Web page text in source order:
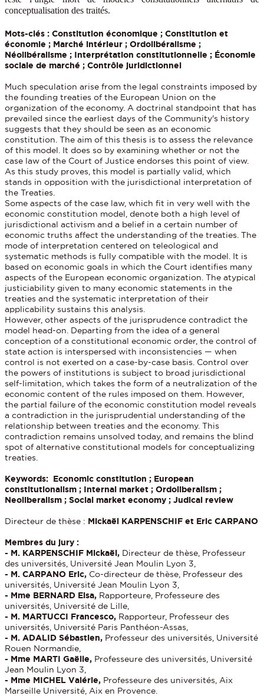
conceptualisation des traités.
Mots-clés : Constitution économique ; Constitution et
économie ; Marché intérieur ; Ordolibéralisme ;
Néolibéralisme ; Interprétation constitutionnelle ; Économie
sociale de marché ; Contrôle juridictionnel
Much speculation arise from the legal constraints imposed by
the founding treaties of the European Union on the
organization of the economy. A doctrinal standpoint that has
prevailed since the earliest days of the Community's history
suggests that they should be seen as an economic
constitution. The aim of this thesis is to assess the relevance
of this model. It does so by examining whether or not the
case law of the Court of Justice endorses this point of view.
As this study proves, this model is partially valid, which
stands in opposition with the jurisdictional interpretation of
the Treaties.
Some aspects of the case law, which fit in very well with the
economic constitution model, denote both a high level of
jurisdictional activism and a belief in a certain number of
economic truths affect the understanding of the treaties. The
mode of interpretation centered on teleological and
systematic methods is fully compatible with the model. It is
based on economic goals in which the Court identifies many
aspects of the European economic organization. The atypical
justiciability given to many economic statements in the
treaties and the systematic interpretation of their
applicability sustains this analysis.
However, other aspects of the jurisprudence contradict the
model head-on. Departing from the idea of a general
conception of a constitutional economic order, the control of
state action is interspersed with inconsistencies — when
control is not exerted on a case-by-case basis. Control over
the powers of institutions is subject to broad jurisdictional
self-limitation, which takes the form of a neutralization of the
economic content of the rules imposed on them. However,
the partial failure of the economic constitution model reveals
a contradiction in the jurisprudential understanding of the
relationship between treaties and the economy. This
contradiction remains unsolved today, and remains the blind
spot of alternative constitutional models for conceptualizing
treaties.
Keywords: Economic constitution ; European
constitutionalism ; Internal market ; Ordoliberalism ;
Neoliberalism ; Social market economy ; Judical review
Directeur de thèse : Mickaël KARPENSCHIF et Eric CARPANO
Membres du jury :
- M. KARPENSCHIF Mickaël, Directeur de thèse, Professeur
des universités, Université Jean Moulin Lyon 3,
- M. CARPANO Eric, Co-directeur de thèse, Professeur des
universités, Université Jean Moulin Lyon 3,
- Mme BERNARD Elsa, Rapporteure, Professeure des
universités, Université de Lille,
- M. MARTUCCI Francesco, Rapporteur, Professeur des
universités, Université Paris Panthéon-Assas,
- M. ADALID Sébastien, Professeur des universités, Université
Rouen Normandie,
- Mme MARTI Gaëlle, Professeure des universités, Université
Jean Moulin Lyon 3,
- Mme MICHEL Valérie, Professeure des universités, Aix
Marseille Université, Aix en Provence.